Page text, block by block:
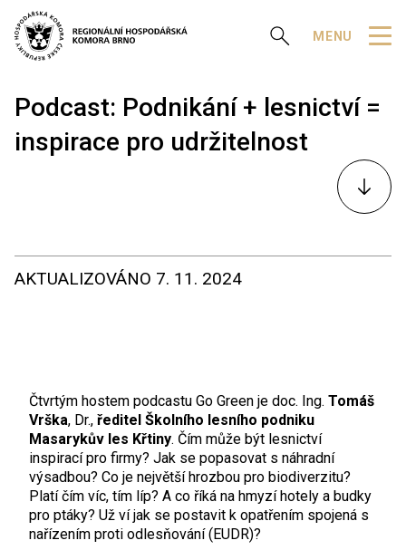
Zobrazit vyhledávání
MENU
Podcast: Podnikání + lesnictví =
inspirace pro udržitelnost
K
obsahu
AKTUALIZOVÁNO 7. 11. 2024
Čtvrtým hostem podcastu Go Green je doc. Ing. Tomáš
Vrška, Dr., ředitel Školního lesního podniku
Masarykův les Křtiny. Čím může být lesnictví
inspirací pro firmy? Jak se popasovat s náhradní
výsadbou? Co je největší hrozbou pro biodiverzitu?
Platí čím víc, tím líp? A co říká na hmyzí hotely a budky
pro ptáky? Už ví jak se postavit k opatřením spojená s
nařízením proti odlesňování (EUDR)?